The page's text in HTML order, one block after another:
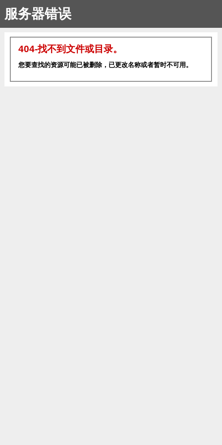
服务器错误
404-找不到文件或目录。
您要查找的资源可能已被删除，已更改名称或者暂时不可用。